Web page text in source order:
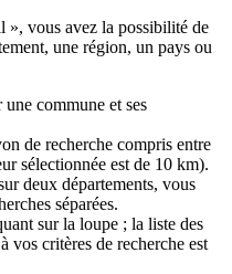
», vous avez la possibilité de
une région, un pays ou
commune et ses
de recherche compris entre
sélectionnée est de 10 km).
deux départements, vous
séparées.
sur la loupe ; la liste des
vos critères de recherche est